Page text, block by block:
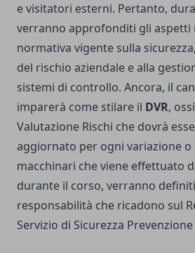
e visitatori esterni. Pertanto,
verranno approfonditi gli aspetti
normativa vigente sulla
del rischio aziendale e alla
sistemi di controllo. Ancora, il
imparerà come stilare il DVR,
Valutazione Rischi che dovrà
aggiornato per ogni variazione o
macchinari che viene effettuato
durante il corso, verranno
responsabilità che ricadono sul
Servizio di Sicurezza